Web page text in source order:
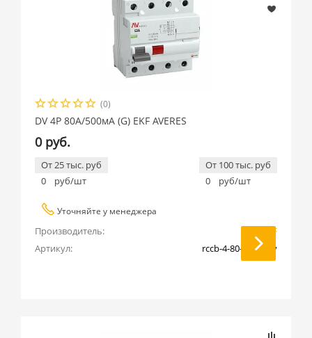
(0)
DV 4P 80А/500мА (G) EKF AVERES
0 руб.
От 25 тыс. руб
0
руб/шт
От 100 тыс. руб
0
руб/шт
Уточняйте у менеджера
Производитель:
EKF
Артикул:
rccb-4-80-500-g-av